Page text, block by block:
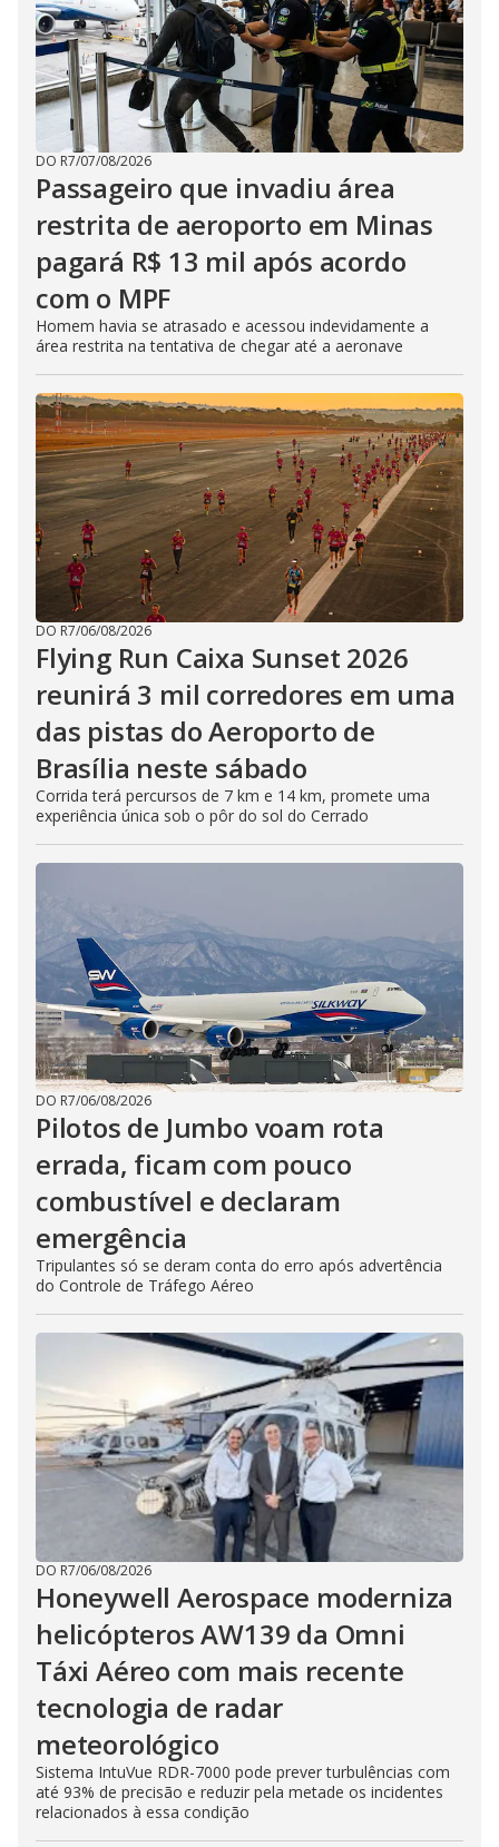
DO R7/07/08/2026
Passageiro que invadiu área
restrita de aeroporto em Minas
pagará R$ 13 mil após acordo
com o MPF
Homem havia se atrasado e acessou indevidamente a
área restrita na tentativa de chegar até a aeronave
DO R7/06/08/2026
Flying Run Caixa Sunset 2026
reunirá 3 mil corredores em uma
das pistas do Aeroporto de
Brasília neste sábado
Corrida terá percursos de 7 km e 14 km, promete uma
experiência única sob o pôr do sol do Cerrado
DO R7/06/08/2026
Pilotos de Jumbo voam rota
errada, ficam com pouco
combustível e declaram
emergência
Tripulantes só se deram conta do erro após advertência
do Controle de Tráfego Aéreo
DO R7/06/08/2026
Honeywell Aerospace moderniza
helicópteros AW139 da Omni
Táxi Aéreo com mais recente
tecnologia de radar
meteorológico
Sistema IntuVue RDR-7000 pode prever turbulências com
até 93% de precisão e reduzir pela metade os incidentes
relacionados à essa condição